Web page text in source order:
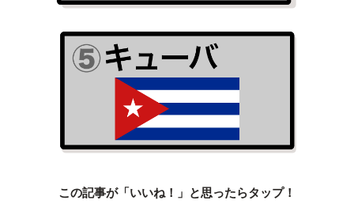
この記事が「いいね！」と思ったらタップ！